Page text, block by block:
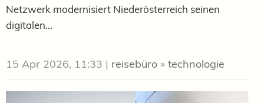
Netzwerk modernisiert Niederösterreich seinen
digitalen...
15 Apr 2026, 11:33 | reisebüro » technologie